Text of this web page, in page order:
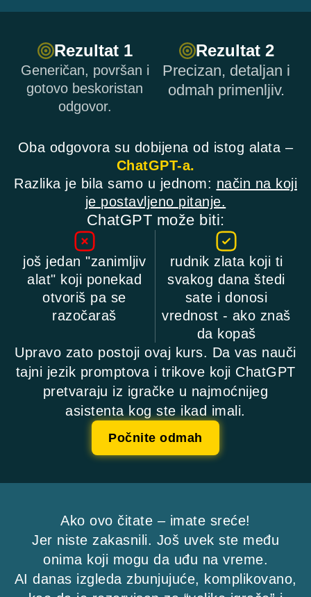
Rezultat 1
Generičan, površan i
gotovo beskoristan
odgovor.
Rezultat 2
Precizan, detaljan i
odmah primenljiv.
Oba odgovora su dobijena od istog alata –
ChatGPT-a.
Razlika je bila samo u jednom: način na koji
je postavljeno pitanje.
ChatGPT može biti:
još jedan "zanimljiv
alat" koji ponekad
otvoriš pa se
razočaraš
rudnik zlata koji ti
svakog dana štedi
sate i donosi
vrednost - ako znaš
da kopaš
Upravo zato postoji ovaj kurs. Da vas nauči
tajni jezik promptova i trikove koji ChatGPT
pretvaraju iz igračke u najmoćnijeg
asistenta kog ste ikad imali.
Počnite odmah
Ako ovo čitate – imate sreće!
Jer niste zakasnili. Još uvek ste među
onima koji mogu da uđu na vreme.
AI danas izgleda zbunjujuće, komplikovano,